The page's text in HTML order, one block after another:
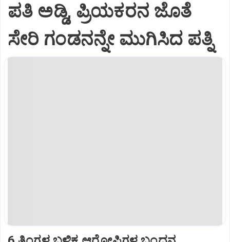
ಪತಿ ಅಡ್ಡಿ, ಪ್ರಿಯಕರನ ಜೊತೆ
ಸೇರಿ ಗಂಡನನ್ನೇ ಮುಗಿಸಿದ ಪತ್ನಿ